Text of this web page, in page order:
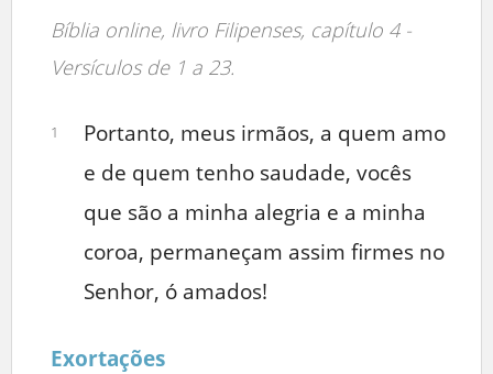
Bíblia online, livro Filipenses, capítulo 4 -
Versículos de 1 a 23.
1
Portanto, meus irmãos, a quem amo
e de quem tenho saudade, vocês
que são a minha alegria e a minha
coroa, permaneçam assim firmes no
Senhor, ó amados!
Exortações